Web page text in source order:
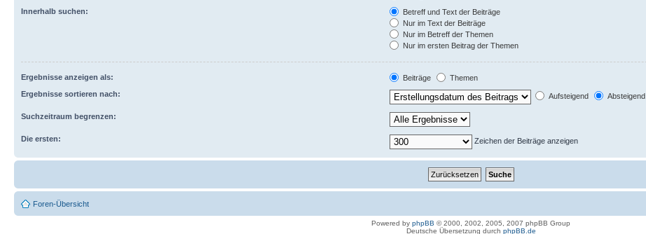
Innerhalb suchen:
Betreff und Text der Beiträge
Nur im Text der Beiträge
Nur im Betreff der Themen
Nur im ersten Beitrag der Themen
Ergebnisse anzeigen als: Beiträge
Themen
Ergebnisse sortieren nach:
Aufsteigend Absteigend
Suchzeitraum begrenzen:
Die ersten: Zeichen der Beiträge anzeigen
Foren-Übersicht
Powered by phpBB © 2000, 2002, 2005, 2007 phpBB Group
Deutsche Übersetzung durch phpBB.de